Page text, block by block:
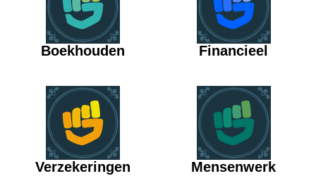
Boekhouden Financieel
Verzekeringen Mensenwerk